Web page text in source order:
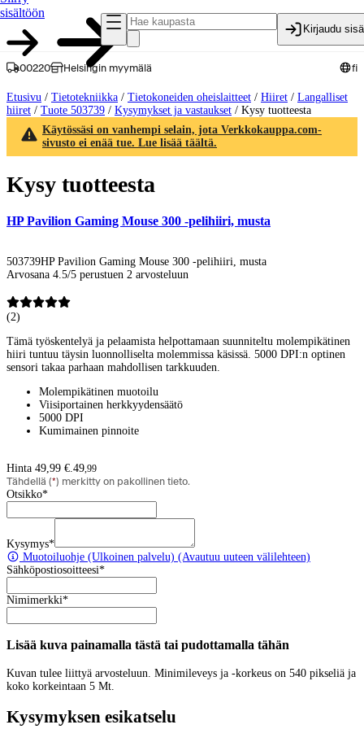
sisältöön
Kirjaudu
00220 Helsingin myymälä fi
Etusivu / Tietotekniikka / Tietokoneiden oheislaitteet / Hiiret / Langalliset
hiiret / Tuote 503739 / Kysymykset ja vastaukset / Kysy tuotteesta
Käytössäsi on vanhempi selain, jota Verkkokauppa.com-
sivusto ei enää tue. Lue lisää täältä.
Kysy tuotteesta
HP Pavilion Gaming Mouse 300 -pelihiiri, musta
503739HP Pavilion Gaming Mouse 300 -pelihiiri, musta
Arvosana 4.5/5 perustuen 2 arvosteluun
(2)
Tämä työskentelyä ja pelaamista helpottamaan suunniteltu molempikätinen
hiiri tuntuu täysin luonnolliselta molemmissa käsissä. 5000 DPI:n optinen
sensori takaa parhaan mahdollisen tarkkuuden.
Molempikätinen muotoilu
Viisiportainen herkkyydensäätö
5000 DPI
Kumimainen pinnoite
Hinta 49,99 €. 49,99
Tähdellä (*) merkitty on pakollinen tieto.
Otsikko*
Kysymys*
Muotoiluohje (Ulkoinen palvelu) (Avautuu uuteen välilehteen)
Sähköpostiosoitteesi*
Nimimerkki*
Lisää kuva painamalla tästä tai pudottamalla tähän
Kuvan tulee liittyä arvosteluun. Minimileveys ja -korkeus on 540 pikseliä ja
koko korkeintaan 5 Mt.
Kysymyksen esikatselu